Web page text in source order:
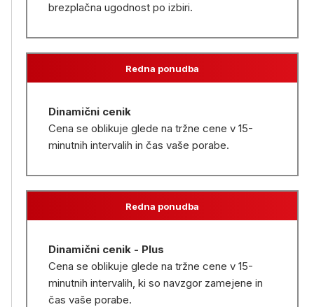
brezplačna ugodnost po izbiri.
Redna ponudba
Dinamični cenik
Cena se oblikuje glede na tržne cene v 15-
minutnih intervalih in čas vaše porabe.
Redna ponudba
Dinamični cenik - Plus
Cena se oblikuje glede na tržne cene v 15-
minutnih intervalih, ki so navzgor zamejene in
čas vaše porabe.